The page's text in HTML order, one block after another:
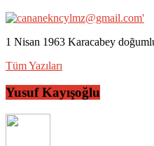
1 Nisan 1963 Karacabey
Tüm Yazıları
Yusuf Kayışoğlu